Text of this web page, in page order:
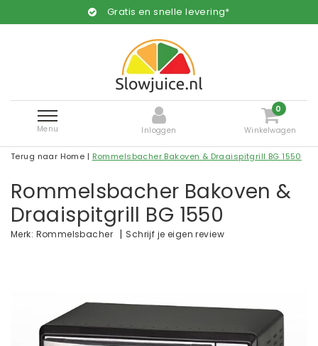
Gratis en snelle levering*
Menu Inloggen
0
Winkelwagen
Terug naar Home | Rommelsbacher Bakoven & Draaispitgrill BG 1550
Rommelsbacher Bakoven &
Draaispitgrill BG 1550
Merk: Rommelsbacher | Schrijf je eigen review